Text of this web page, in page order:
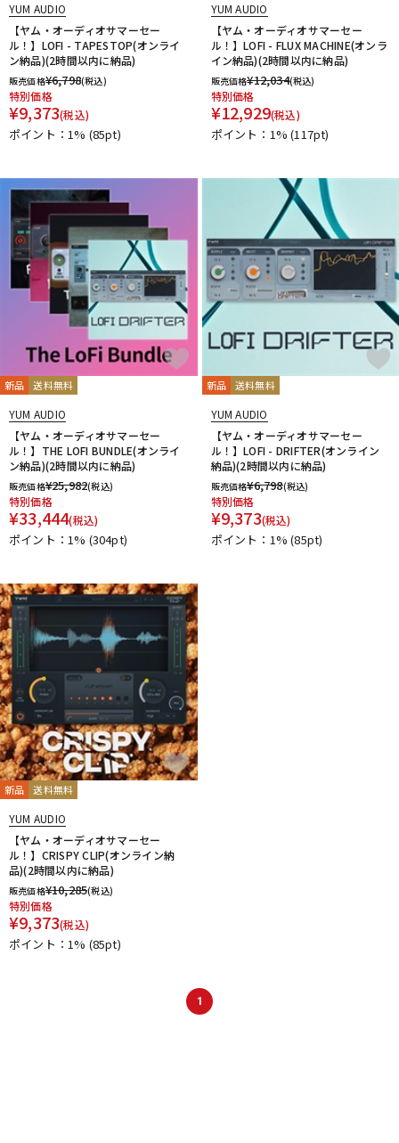
YUM AUDIO
【ヤム・オーディオサマーセー
ル！】LOFI - TAPESTOP(オンライ
ン納品)(2時間以内に納品)
販売価格¥6,798(税込)
特別価格
¥9,373(税込)
ポイント：1% (85pt)
YUM AUDIO
【ヤム・オーディオサマーセー
ル！】LOFI - FLUX MACHINE(オンラ
イン納品)(2時間以内に納品)
販売価格¥12,034(税込)
特別価格
¥12,929(税込)
ポイント：1%(117pt)
新品 送料無料
YUM AUDIO
【ヤム・オーディオサマーセー
ル！】THE LOFI BUNDLE(オンライ
ン納品)(2時間以内に納品)
販売価格¥25,982(税込)
特別価格
¥33,444(税込)
ポイント：1% (304pt)
新品 送料無料
YUM AUDIO
【ヤム・オーディオサマーセー
ル！】LOFI - DRIFTER(オンライン
納品)(2時間以内に納品)
販売価格¥6,798(税込)
特別価格
¥9,373(税込)
ポイント：1%(85pt)
新品 送料無料
YUM AUDIO
【ヤム・オーディオサマーセー
ル！】CRISPY CLIP(オンライン納
品)(2時間以内に納品)
販売価格¥10,285(税込)
特別価格
¥9,373(税込)
ポイント：1% (85pt)
1